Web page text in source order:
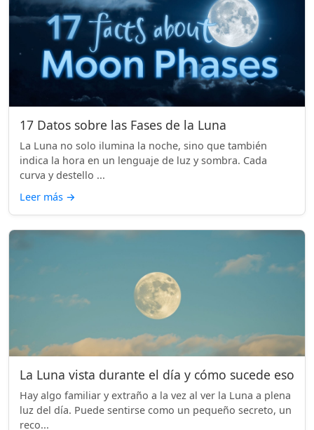
17 Datos sobre las Fases de la Luna
La Luna no solo ilumina la noche, sino que también
indica la hora en un lenguaje de luz y sombra. Cada
curva y destello ...
Leer más →
La Luna vista durante el día y cómo sucede eso
Hay algo familiar y extraño a la vez al ver la Luna a plena
luz del día. Puede sentirse como un pequeño secreto, un
reco...